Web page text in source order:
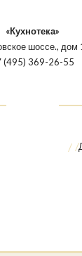
«Кухнотека»
шоссе., дом
(495) 369-26-55